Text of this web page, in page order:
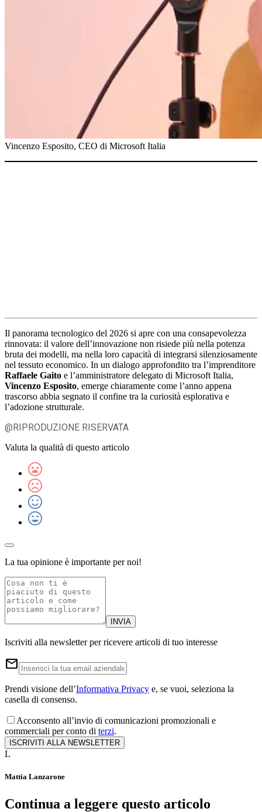
Vincenzo Esposito, CEO di Microsoft Italia
Il panorama tecnologico del 2026 si apre con una consapevolezza
rinnovata: il valore dell’innovazione non risiede più nella potenza
bruta dei modelli, ma nella loro capacità di integrarsi silenziosamente
nel tessuto economico. In un dialogo approfondito tra l’imprenditore
Raffaele Gaito e l’amministratore delegato di Microsoft Italia,
Vincenzo Esposito, emerge chiaramente come l’anno appena
trascorso abbia segnato il confine tra la curiosità esplorativa e
l’adozione strutturale.
@RIPRODUZIONE RISERVATA
Valuta la qualità di questo articolo
La tua opinione è importante per noi!
INVIA
Iscriviti alla newsletter per ricevere articoli di tuo interesse
email
Prendi visione dell’Informativa Privacy e, se vuoi, seleziona la
casella di consenso.
Acconsento all’invio di comunicazioni promozionali e
commerciali per conto di terzi.
ISCRIVITI ALLA NEWSLETTER
L
Mattia Lanzarone
Continua a leggere questo articolo